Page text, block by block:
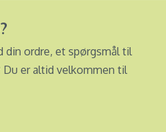
din ordre, et spørgsmål til
er altid velkommen til